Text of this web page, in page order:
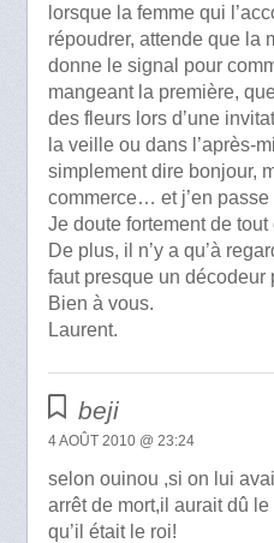
lorsque la femme qui
répoudrer, attende que la
donne le signal pour
mangeant la première,
des fleurs lors d’une
la veille ou dans l’après-
simplement dire bonjour,
commerce… et j’en passe
Je doute fortement de tout
De plus, il n’y a qu’à
faut presque un décodeur
Bien à vous.
Laurent.
beji
4 AOÛT 2010 @ 23:24
selon ouinou ,si on lui
arrêt de mort,il aurait dû
qu’il était le roi!